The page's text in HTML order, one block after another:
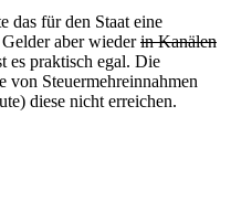
das für den Staat eine
aber wiederin Kanälen
es praktisch egal. Die
von Steuermehreinnahmen
diese nicht erreichen.